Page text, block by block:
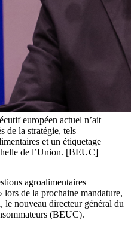
européen actuel n’ait
de la stratégie, tels
et un étiquetage
de l’Union. [BEUC]
agroalimentaires
lors de la prochaine mandature,
le nouveau directeur général du
(BEUC).